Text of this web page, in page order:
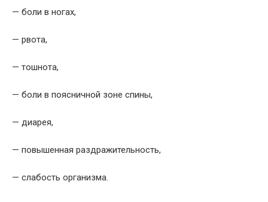
— боли в ногах,
— рвота,
— тошнота,
— боли в поясничной зоне спины,
— диарея,
— повышенная раздражительность,
— слабость организма.